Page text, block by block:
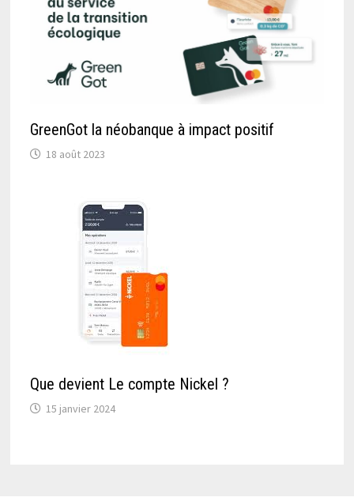
GreenGot la néobanque à impact positif
18 août 2023
Que devient Le compte Nickel ?
15 janvier 2024